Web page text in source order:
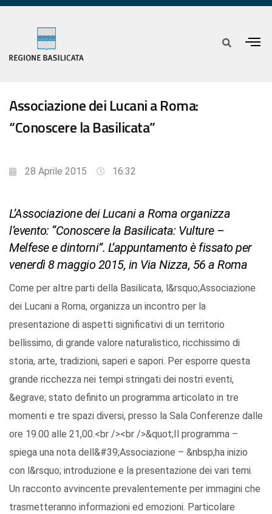
Associazione dei Lucani a Roma:
“Conoscere la Basilicata”
28 Aprile 2015 16:32
L’Associazione dei Lucani a Roma organizza
l’evento: “Conoscere la Basilicata: Vulture –
Melfese e dintorni”. L’appuntamento è fissato per
venerdì 8 maggio 2015, in Via Nizza, 56 a Roma
Come per altre parti della Basilicata, l&rsquo;Associazione
dei Lucani a Roma, organizza un incontro per la
presentazione di aspetti significativi di un territorio
bellissimo, di grande valore naturalistico, ricchissimo di
storia, arte, tradizioni, saperi e sapori. Per esporre questa
grande ricchezza nei tempi stringati dei nostri eventi,
&egrave; stato definito un programma articolato in tre
momenti e tre spazi diversi, presso la Sala Conferenze dalle
ore 19.00 alle 21,00.<br /><br />&quot;Il programma –
spiega una nota dell&#39;Associazione – &nbsp;ha inizio
con l&rsquo; introduzione e la presentazione dei vari temi.
Un racconto avvincente prevalentemente per immagini che
trasmetteranno informazioni ed emozioni. Particolare